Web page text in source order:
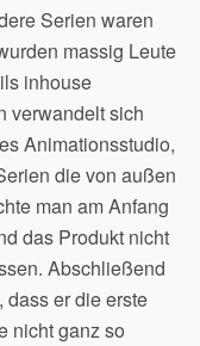
Serien waren
massig Leute
inhouse
verwandelt sich
Animationsstudio,
die von außen
man am Anfang
das Produkt nicht
Abschließend
, dass er die erste
nicht ganz so